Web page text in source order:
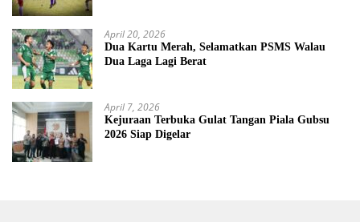
April 20, 2026
Dua Kartu Merah, Selamatkan PSMS Walau
Dua Laga Lagi Berat
April 7, 2026
Kejuraan Terbuka Gulat Tangan Piala Gubsu
2026 Siap Digelar